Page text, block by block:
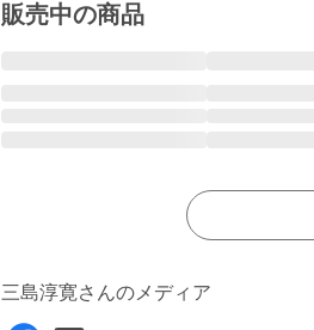
販売中の商品
三島淳寛さんのメディア